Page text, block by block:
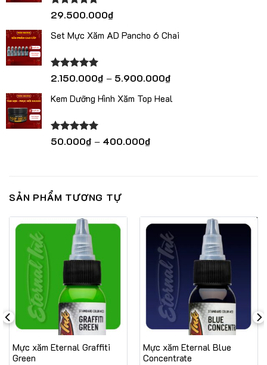
Được xếp
5 sao
29.500.000₫
Set Mực Xăm AD Pancho 6 Chai
Được xếp
5 sao
2.150.000₫ – 5.900.000₫Khoảng
từ
Kem Dưỡng Hình Xăm Top Heal
Được xếp
5.00
50.000₫ – 400.000₫Khoảng
SẢN PHẨM TƯƠNG TỰ
Mực xăm Eternal Graffiti
Green
Mực xăm Eternal Blue
Concentrate